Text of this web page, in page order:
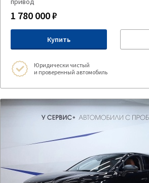
1 780 000 ₽
Купить
Юридически чистый
и проверенный автомобиль